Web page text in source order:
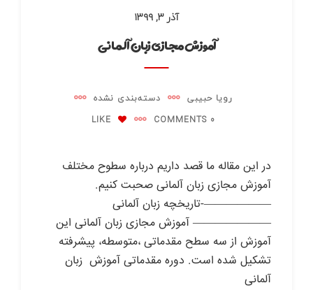
آذر ۳, ۱۳۹۹
آموزش مجازی زبان آلمانی
رویا حبیبی
دسته‌بندی نشده
0 COMMENTS
LIKE
در این مقاله ما قصد داریم درباره سطوح مختلف
آموزش مجازی زبان آلمانی صحبت کنیم.
——————-تاریخچه زبان آلمانی
——————— آموزش مجازی زبان آلمانی این
آموزش از سه سطح مقدماتی ،متوسطه، پیشرفته
تشکیل شده است. دوره مقدماتی آموزش زبان
آلمانی